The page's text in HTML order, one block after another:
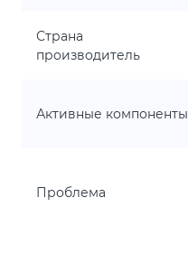
Страна
производитель
Активные компоненты
Проблема